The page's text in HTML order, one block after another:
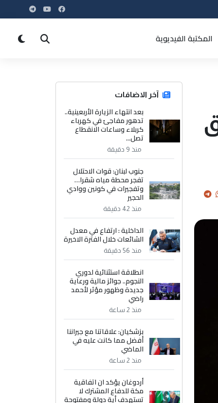
المكتبة الفيديوية
آخر الاضافات
بعد انتهاء الزيارة الأربعينية..
تدهور مفاجئ في كهرباء
كربلاء وساعات الانقطاع
تصل...
منذ 9 دقيقة
جنوب لبنان: قوات الاحتلال
تفجر محطة مياه شقرا…
وتفجيرات في كونين ووادي
الحجير
منذ 42 دقيقة
الداخلية : ارتفاع في معدل
الشائعات خلال الفترة الاخيرة
منذ 56 دقيقة
انطلاقة استثنائية لدوري
النجوم.. جوائز مالية ورعاية
جديدة وظهور مؤثر لأحمد
راضي
منذ 2 ساعة
بزشكيان: علاقاتنا مع جيراننا
أفضل مما كانت عليه في
الماضي
منذ 2 ساعة
أردوغان يؤكد ان اتفاقية
مكة للدفاع المشترك لا
تستهدف أية دولة ومفتوحة